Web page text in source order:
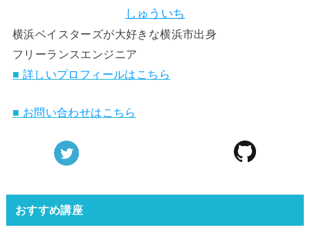
しゅういち
横浜ベイスターズが大好きな横浜市出身
フリーランスエンジニア
■ 詳しいプロフィールはこちら
■ お問い合わせはこちら
おすすめ講座